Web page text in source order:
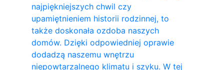
najpiękniejszych chwil czy
upamiętnieniem historii rodzinnej, to
także doskonała ozdoba naszych
domów. Dzięki odpowiedniej oprawie
dodadzą naszemu wnętrzu
niepowtarzalnego klimatu i szyku. W tej